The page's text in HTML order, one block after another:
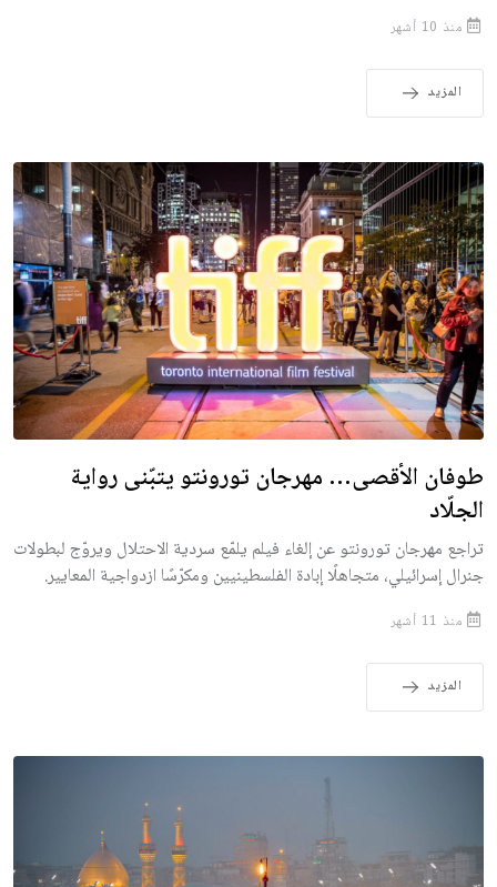
منذ 10 أشهر
المزيد
طوفان الأقصى… مهرجان تورونتو يتبّنى رواية
الجلّاد
تراجع مهرجان تورونتو عن إلغاء فيلم يلمّع سردية الاحتلال ويروّج لبطولات
جنرال إسرائيلي، متجاهلًا إبادة الفلسطينيين ومكرّسًا ازدواجية المعايير.
منذ 11 أشهر
المزيد